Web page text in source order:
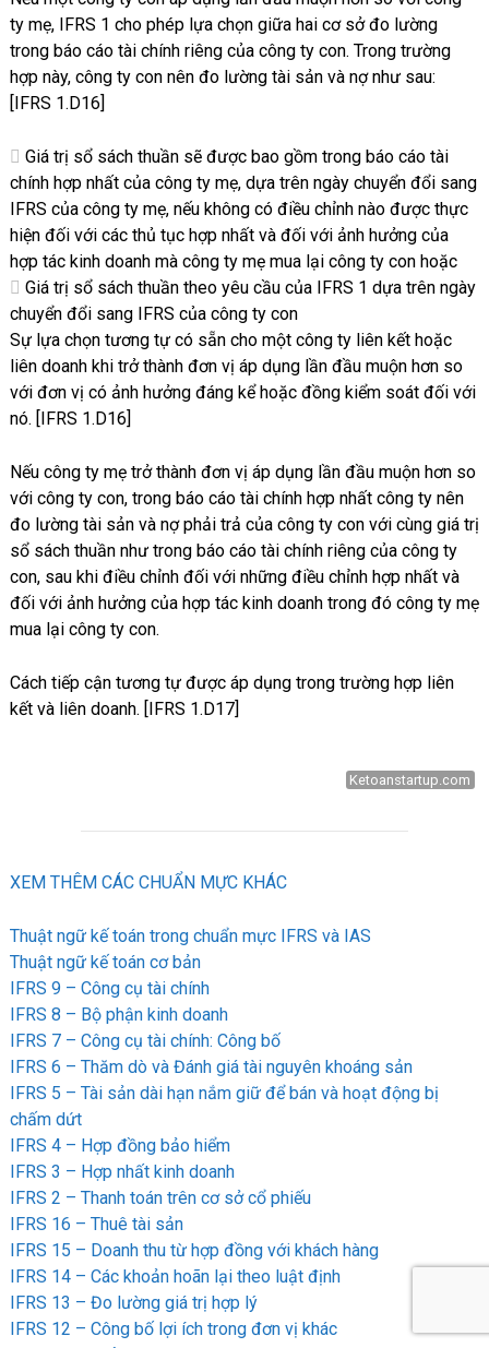
ty mẹ, IFRS 1 cho phép lựa chọn giữa hai cơ sở đo lường
trong báo cáo tài chính riêng của công ty con. Trong trường
hợp này, công ty con nên đo lường tài sản và nợ như sau:
[IFRS 1.D16]
Giá trị sổ sách thuần sẽ được bao gồm trong báo cáo tài
chính hợp nhất của công ty mẹ, dựa trên ngày chuyển đổi sang
IFRS của công ty mẹ, nếu không có điều chỉnh nào được thực
hiện đối với các thủ tục hợp nhất và đối với ảnh hưởng của
hợp tác kinh doanh mà công ty mẹ mua lại công ty con hoặc
Giá trị sổ sách thuần theo yêu cầu của IFRS 1 dựa trên ngày
chuyển đổi sang IFRS của công ty con
Sự lựa chọn tương tự có sẵn cho một công ty liên kết hoặc
liên doanh khi trở thành đơn vị áp dụng lần đầu muộn hơn so
với đơn vị có ảnh hưởng đáng kể hoặc đồng kiểm soát đối với
nó. [IFRS 1.D16]
Nếu công ty mẹ trở thành đơn vị áp dụng lần đầu muộn hơn so
với công ty con, trong báo cáo tài chính hợp nhất công ty nên
đo lường tài sản và nợ phải trả của công ty con với cùng giá trị
sổ sách thuần như trong báo cáo tài chính riêng của công ty
con, sau khi điều chỉnh đối với những điều chỉnh hợp nhất và
đối với ảnh hưởng của hợp tác kinh doanh trong đó công ty mẹ
mua lại công ty con.
Cách tiếp cận tương tự được áp dụng trong trường hợp liên
kết và liên doanh. [IFRS 1.D17]
Ketoanstartup.com
XEM THÊM CÁC CHUẨN MỰC KHÁC
Thuật ngữ kế toán trong chuẩn mực IFRS và IAS
Thuật ngữ kế toán cơ bản
IFRS 9 – Công cụ tài chính
IFRS 8 – Bộ phận kinh doanh
IFRS 7 – Công cụ tài chính: Công bố
IFRS 6 – Thăm dò và Đánh giá tài nguyên khoáng sản
IFRS 5 – Tài sản dài hạn nắm giữ để bán và hoạt động bị
chấm dứt
IFRS 4 – Hợp đồng bảo hiểm
IFRS 3 – Hợp nhất kinh doanh
IFRS 2 – Thanh toán trên cơ sở cổ phiếu
IFRS 16 – Thuê tài sản
IFRS 15 – Doanh thu từ hợp đồng với khách hàng
IFRS 14 – Các khoản hoãn lại theo luật định
IFRS 13 – Đo lường giá trị hợp lý
IFRS 12 – Công bố lợi ích trong đơn vị khác